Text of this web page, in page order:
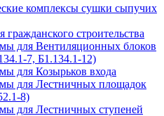
комплексы сушки сыпучих
строительства
для Вентиляционных блоков
7, Б1.134.1-12)
для Козырьков входа
для Лестничных площадок
8)
для Лестничных ступеней